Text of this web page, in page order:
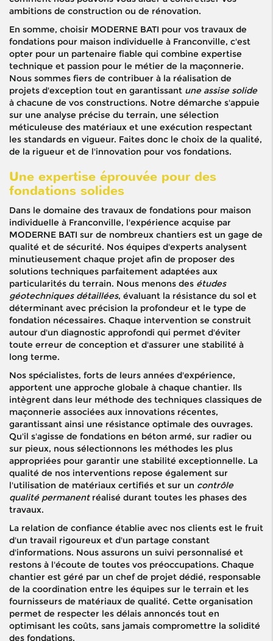
ambitions de construction ou de rénovation.
En somme, choisir MODERNE BATI pour vos travaux de
fondations pour maison individuelle à Franconville, c'est
opter pour un partenaire fiable qui combine expertise
technique et passion pour le métier de la maçonnerie.
Nous sommes fiers de contribuer à la réalisation de
projets d'exception tout en garantissant une assise solide
à chacune de vos constructions. Notre démarche s'appuie
sur une analyse précise du terrain, une sélection
méticuleuse des matériaux et une exécution respectant
les standards en vigueur. Faites donc le choix de la qualité,
de la rigueur et de l'innovation pour vos fondations.
Une expertise éprouvée pour des
fondations solides
Dans le domaine des travaux de fondations pour maison
individuelle à Franconville, l'expérience acquise par
MODERNE BATI sur de nombreux chantiers est un gage de
qualité et de sécurité. Nos équipes d'experts analysent
minutieusement chaque projet afin de proposer des
solutions techniques parfaitement adaptées aux
particularités du terrain. Nous menons des études
géotechniques détaillées, évaluant la résistance du sol et
déterminant avec précision la profondeur et le type de
fondation nécessaires. Chaque intervention se construit
autour d'un diagnostic approfondi qui permet d'éviter
toute erreur de conception et d'assurer une stabilité à
long terme.
Nos spécialistes, forts de leurs années d'expérience,
apportent une approche globale à chaque chantier. Ils
intègrent dans leur méthode des techniques classiques de
maçonnerie associées aux innovations récentes,
garantissant ainsi une résistance optimale des ouvrages.
Qu'il s'agisse de fondations en béton armé, sur radier ou
sur pieux, nous sélectionnons les méthodes les plus
appropriées pour garantir une stabilité exceptionnelle. La
qualité de nos interventions repose également sur
l'utilisation de matériaux certifiés et sur un contrôle
qualité permanentréalisé durant toutes les phases des
travaux.
La relation de confiance établie avec nos clients est le fruit
d'un travail rigoureux et d'un partage constant
d'informations. Nous assurons un suivi personnalisé et
restons à l'écoute de toutes vos préoccupations. Chaque
chantier est géré par un chef de projet dédié, responsable
de la coordination entre les équipes sur le terrain et les
fournisseurs de matériaux de qualité. Cette organisation
permet de respecter les délais annoncés tout en
optimisant les coûts, sans jamais compromettre la solidité
des fondations.